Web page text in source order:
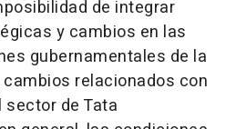
de integrar
y cambios en las
gubernamentales de la
relacionados con
de Tata